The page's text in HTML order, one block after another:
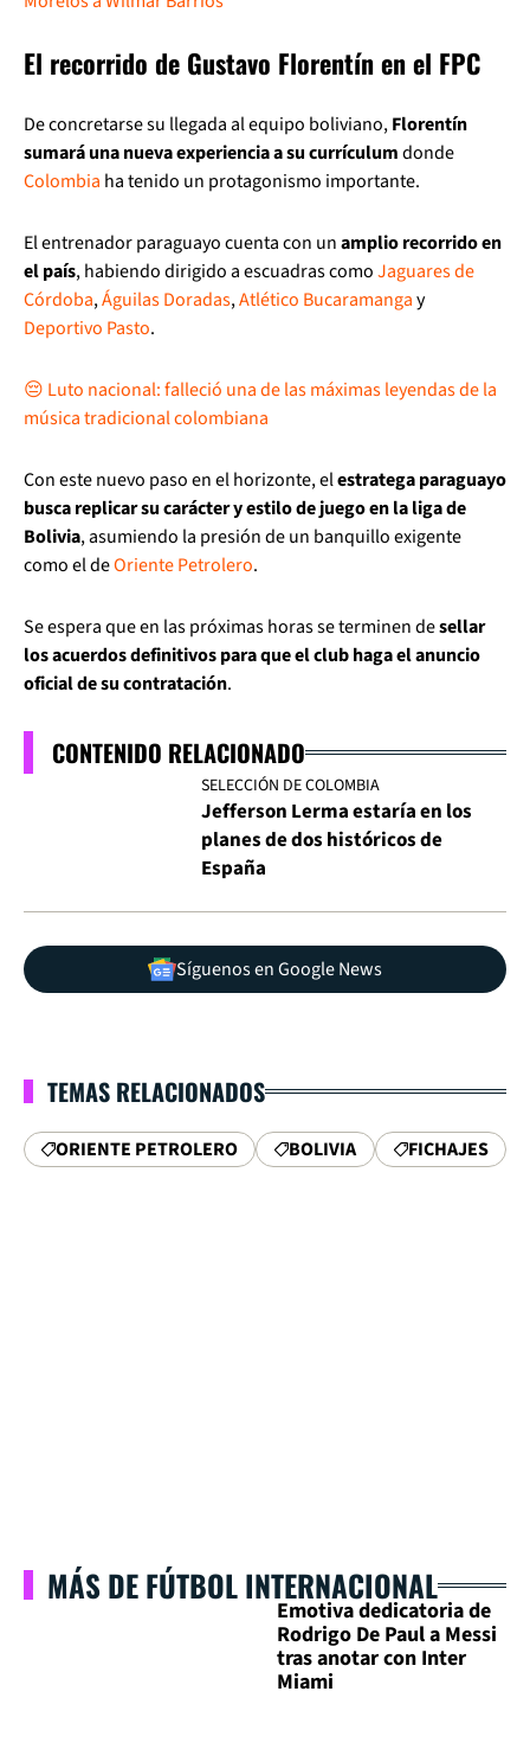
El recorrido de Gustavo Florentín en el FPC
De concretarse su llegada al equipo boliviano,Florentín
sumará una nueva experiencia a su currículumdonde
Colombia ha tenido un protagonismo importante.
El entrenador paraguayo cuenta con unamplio recorrido en
el país, habiendo dirigido a escuadras comoJaguares de
Córdoba,Águilas Doradas,Atlético Bucaramangay
Deportivo Pasto.
😔 Luto nacional: falleció una de las máximas leyendas de la
música tradicional colombiana
Con este nuevo paso en el horizonte, elestratega paraguayo
busca replicar su carácter y estilo de juego en la liga de
Bolivia, asumiendo la presión de un banquillo exigente
como el deOriente Petrolero.
Se espera que en las próximas horas se terminen desellar
los acuerdos definitivos para que el club haga el anuncio
oficial de su contratación.
CONTENIDO RELACIONADO
SELECCIÓN DE COLOMBIA
Jefferson Lerma estaría en los
planes de dos históricos de
España
Síguenos en Google News
TEMAS RELACIONADOS
ORIENTE PETROLERO BOLIVIA FICHAJES
MÁS DE FÚTBOL INTERNACIONAL
Emotiva dedicatoria de
Rodrigo De Paul a Messi
tras anotar con Inter
Miami